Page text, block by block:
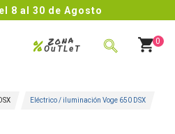
8 al 30 de Agosto
Zona
%OuTLeT
0
Eléctrico / iluminación Voge 650 DSX